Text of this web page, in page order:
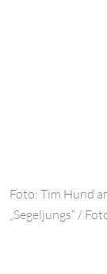
Foto: Tim Hund
„Segeljungs“ /